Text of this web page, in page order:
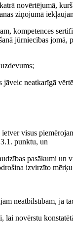
novērtējumā,
ziņojumā
kompetences
jūrniecības
jāveic neatkarīgā
ietver visus
punktu, un
pasākumi un
izvirzīto
neatbilstībām, ja
novērstu